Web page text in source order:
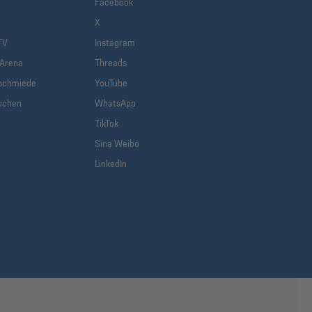
Facebook
X
Instagram
Threads
YouTube
WhatsApp
TikTok
Sina Weibo
LinkedIn